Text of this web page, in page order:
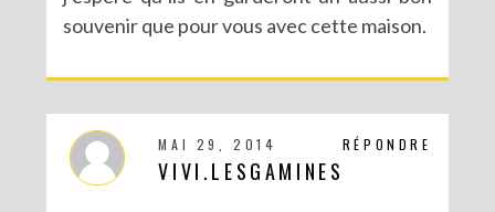
souvenir que pour vous avec cette maison.
RÉPONDRE
MAI 29, 2014
VIVI.LESGAMINES